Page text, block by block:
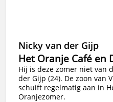
Nicky van der Gijp
Het Oranje Café en
Hij is deze zomer niet van
der Gijp (24). De zoon van
schuift regelmatig aan in
Oranjezomer.